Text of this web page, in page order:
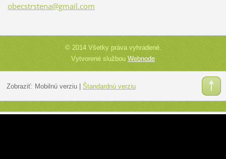
obecstrstena@gmail.com
© 2014 Všetky práva vyhradené.
Vytvorené službouWebnode
Zobraziť: Mobilnú verziu| Štandardnú verziu